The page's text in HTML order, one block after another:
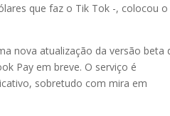
que faz o Tik Tok -, colocou
nova atualização da versão beta
Pay em breve. O serviço é
sobretudo com mira em